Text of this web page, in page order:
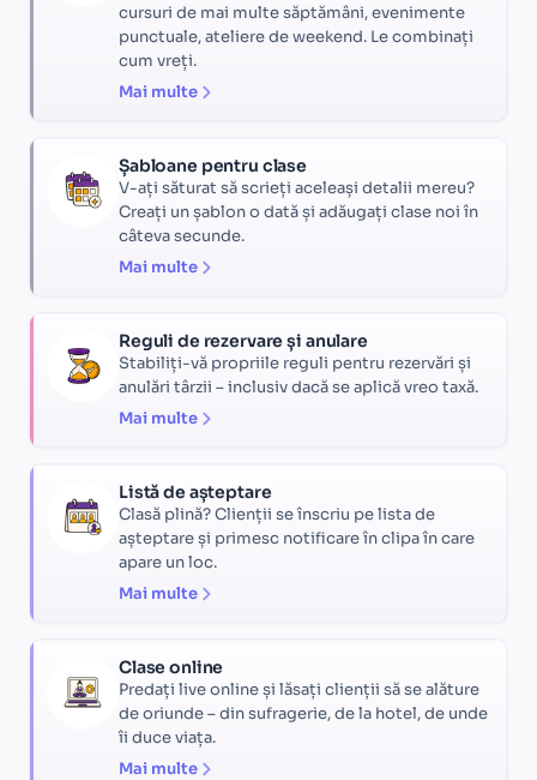
cursuri de mai multe săptămâni, evenimente
punctuale, ateliere de weekend. Le combinați
cum vreți.
Mai multe
Șabloane pentru clase
V-ați săturat să scrieți aceleași detalii mereu?
Creați un șablon o dată și adăugați clase noi în
câteva secunde.
Mai multe
Reguli de rezervare și anulare
Stabiliți-vă propriile reguli pentru rezervări și
anulări târzii – inclusiv dacă se aplică vreo taxă.
Mai multe
Listă de așteptare
Clasă plină? Clienții se înscriu pe lista de
așteptare și primesc notificare în clipa în care
apare un loc.
Mai multe
Clase online
Predați live online și lăsați clienții să se alăture
de oriunde – din sufragerie, de la hotel, de unde
îi duce viața.
Mai multe